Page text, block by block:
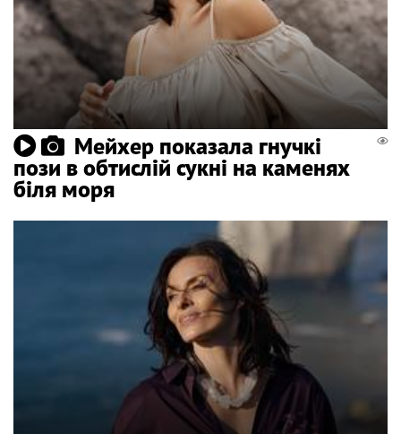
Мейхер показала гнучкі
пози в обтислій сукні на каменях
біля моря